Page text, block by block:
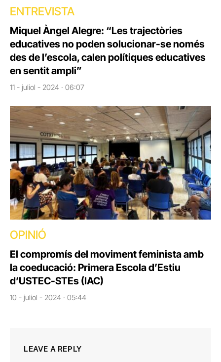
ENTREVISTA
Miquel Àngel Alegre: “Les trajectòries
educatives no poden solucionar-se només
des de l’escola, calen polítiques educatives
en sentit ampli”
11 - juliol - 2024 · 06:07
OPINIÓ
El compromís del moviment feminista amb
la coeducació: Primera Escola d’Estiu
d’USTEC-STEs (IAC)
10 - juliol - 2024 · 05:44
LEAVE A REPLY